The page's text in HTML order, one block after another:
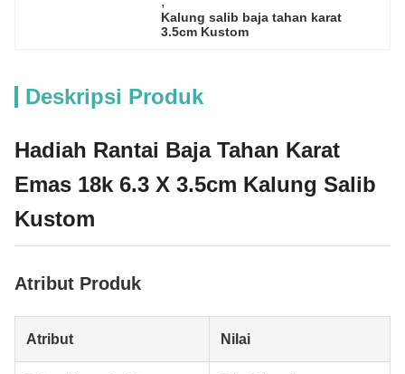
Kalung salib baja tahan karat
3.5cm Kustom
Deskripsi Produk
Hadiah Rantai Baja Tahan Karat
Emas 18k 6.3 X 3.5cm Kalung Salib
Kustom
Atribut Produk
Atribut Nilai